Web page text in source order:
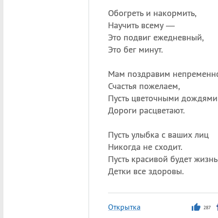
Обогреть и накормить,
Научить всему —
Это подвиг ежедневный,
Это бег минут.
Мам поздравим
Счастья пожелаем,
Пусть цветочными дождями
Дороги расцветают.
Пусть улыбка с ваших лиц
Никогда не сходит.
Пусть красивой будет
Детки все здоровы.
Открытка 287